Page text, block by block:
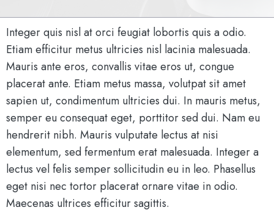
Integer quis nisl at orci feugiat lobortis quis a odio.
Etiam efficitur metus ultricies nisl lacinia malesuada.
Mauris ante eros, convallis vitae eros ut, congue
placerat ante. Etiam metus massa, volutpat sit amet
sapien ut, condimentum ultricies dui. In mauris metus,
semper eu consequat eget, porttitor sed dui. Nam eu
hendrerit nibh. Mauris vulputate lectus at nisi
elementum, sed fermentum erat malesuada. Integer a
lectus vel felis semper sollicitudin eu in leo. Phasellus
eget nisi nec tortor placerat ornare vitae in odio.
Maecenas ultrices efficitur sagittis.